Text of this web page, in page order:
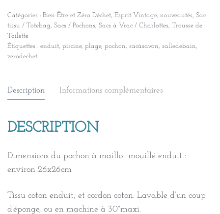
Catégories : Bien-Être et Zéro Déchet, Esprit Vintage, nouveautés, Sac
tissu / Totebag, Sacs / Pochons, Sacs à Vrac / Charlottes, Trousse de
Toilette
Étiquettes : enduit, piscine, plage, pochon, sacàsavon, salledebain,
zerodechet
Description Informations complémentaires
DESCRIPTION
Dimensions du pochon à maillot mouillé enduit :
environ 26x26cm
Tissu coton enduit, et cordon coton. Lavable d’un coup
d’éponge, ou en machine à 30°maxi.